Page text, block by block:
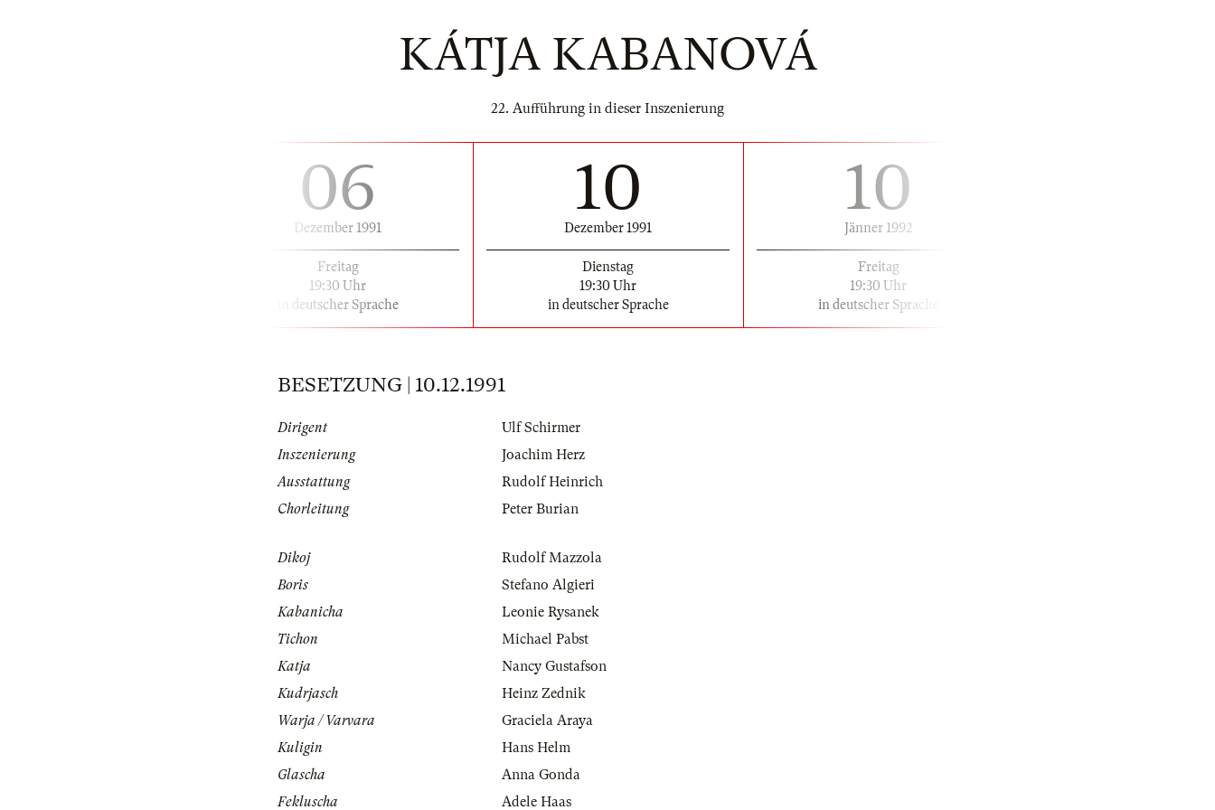
KÁTJA KABANOVÁ
22. Aufführung in dieser Inszenierung
06
Dezember 1991
Freitag
19:30 Uhr
in deutscher Sprache
10
Dezember 1991
Dienstag
19:30 Uhr
in deutscher Sprache
10
Jänner 1992
Freitag
19:30 Uhr
in deutscher Sprache
BESETZUNG | 10.12.1991
Dirigent
Ulf Schirmer
Inszenierung
Joachim Herz
Ausstattung
Rudolf Heinrich
Chorleitung
Peter Burian
Dikoj
Rudolf Mazzola
Boris
Stefano Algieri
Kabanicha
Leonie Rysanek
Tichon
Michael Pabst
Katja
Nancy Gustafson
Kudrjasch
Heinz Zednik
Warja / Varvara
Graciela Araya
Kuligin
Hans Helm
Glascha
Anna Gonda
Fekluscha
Adele Haas